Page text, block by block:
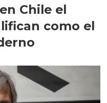
Chile el
como el